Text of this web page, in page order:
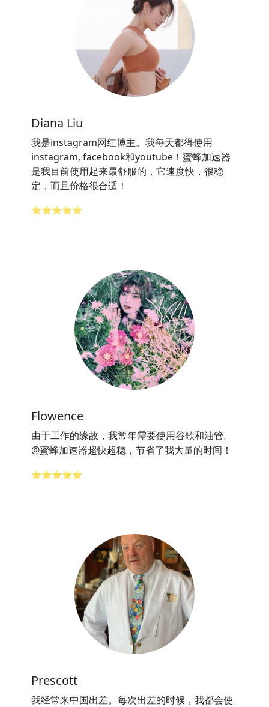
Diana Liu
我是instagram网红博主。我每天都得使用
instagram, facebook和youtube！蜜蜂加速器
是我目前使用起来最舒服的，它速度快，很稳
定，而且价格很合适！
⭐⭐⭐⭐⭐
Flowence
由于工作的缘故，我常年需要使用谷歌和油管。
@蜜蜂加速器超快超稳，节省了我大量的时间！
⭐⭐⭐⭐⭐
Prescott
我经常来中国出差。每次出差的时候，我都会使